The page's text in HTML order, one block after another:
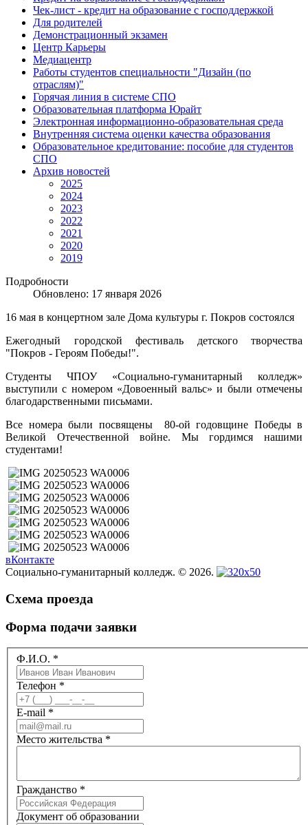
Чек-лист - кредит на образование с господдержкой
Для родителей
Демонстрационный экзамен
Центр Карьеры
Медиацентр
Работы студентов специальности "Дизайн (по
отраслям)"
Горячая линия в системе СПО
Образовательная платформа Юрайт
Электронная информационно-образовательная среда
Внутренняя система оценки качества образования
Образовательное кредитование: пособие для студентов
СПО
Архив новостей
2025
2024
2023
2022
2021
2020
2019
Подробности
Обновлено: 17 января 2026
16 мая в концертном зале Дома культуры г. Покров состоялся
Ежегодный городской фестиваль детского творчества
"Покров - Героям Победы!".
Студенты ЧПОУ «Социально-гуманитарный колледж»
выступили с номером «Довоенный вальс» и были отмечены
благодарственными письмами.
Все номера были посвящены 80-ой годовщине Победы в
Великой Отечественной войне. Мы гордимся нашими
студентами!
вКонтакте
Социально-гуманитарный колледж. © 2026.
Схема проезда
Форма подачи заявки
Ф.И.О. *
Телефон *
E-mail *
Место жительства *
Гражданство *
Документ об образовании